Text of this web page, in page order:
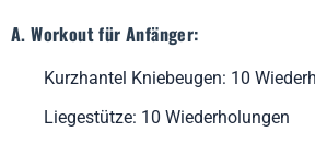
A. Workout für Anfänger:
Kurzhantel Kniebeugen: 10
Liegestütze: 10 Wiederholungen